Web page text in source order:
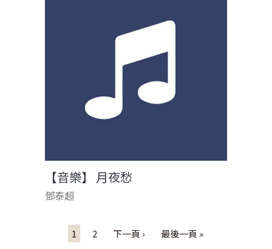
【音樂】 月夜愁
鄧泰超
1 2 下一頁 › 最後一頁 »